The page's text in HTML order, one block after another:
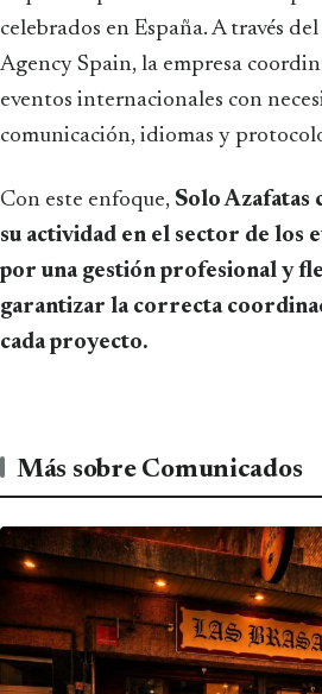
celebrados en España. A través
Agency Spain, la empresa
eventos internacionales con
comunicación, idiomas y
Con este enfoque, Solo
su actividad en el sector de los
por una gestión profesional y
garantizar la correcta
cada proyecto.
Más sobre Comunicados